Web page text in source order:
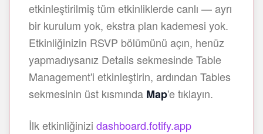
etkinleştirilmiş tüm etkinliklerde canlı — ayrı
bir kurulum yok, ekstra plan kademesi yok.
Etkinliğinizin RSVP bölümünü açın, henüz
yapmadıysanız Details sekmesinde Table
Management'i etkinleştirin, ardından Tables
sekmesinin üst kısmında Map'e tıklayın.
İlk etkinliğinizi dashboard.fotify.app